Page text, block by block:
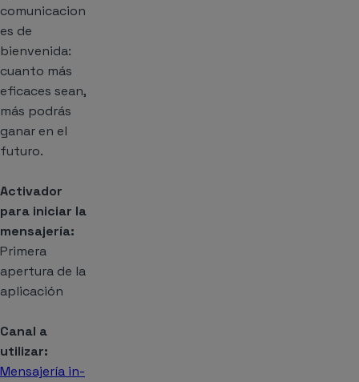
comunicacion
es de
bienvenida:
cuanto más
eficaces sean,
más podrás
ganar en el
futuro.
Activador
para iniciar la
mensajería:
Primera
apertura de la
aplicación
Canal a
utilizar:
Mensajería in-